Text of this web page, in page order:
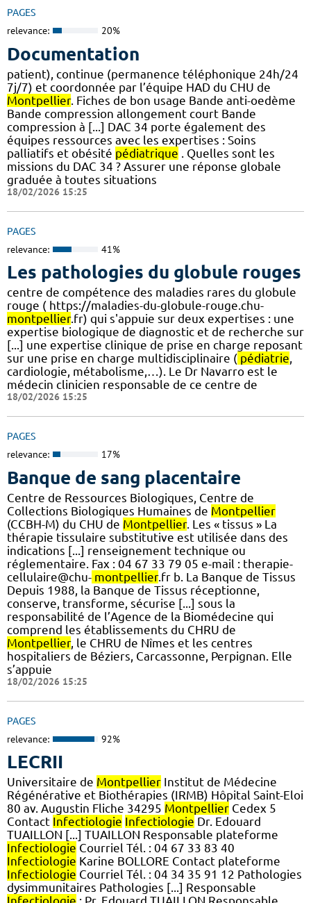
PAGES
relevance: 20%
Documentation
patient), continue (permanence téléphonique 24h/24
7j/7) et coordonnée par l’équipe HAD du CHU de
Montpellier. Fiches de bon usage Bande anti-oedème
Bande compression allongement court Bande
compression à [...] DAC 34 porte également des
équipes ressources avec les expertises : Soins
palliatifs et obésité pédiatrique . Quelles sont les
missions du DAC 34 ? Assurer une réponse globale
graduée à toutes situations
18/02/2026 15:25
PAGES
relevance: 41%
Les pathologies du globule rouges
centre de compétence des maladies rares du globule
rouge ( https://maladies-du-globule-rouge.chu-
montpellier.fr) qui s'appuie sur deux expertises : une
expertise biologique de diagnostic et de recherche sur
[...] une expertise clinique de prise en charge reposant
sur une prise en charge multidisciplinaire ( pédiatrie,
cardiologie, métabolisme,…). Le Dr Navarro est le
médecin clinicien responsable de ce centre de
18/02/2026 15:25
PAGES
relevance: 17%
Banque de sang placentaire
Centre de Ressources Biologiques, Centre de
Collections Biologiques Humaines de Montpellier
(CCBH-M) du CHU de Montpellier. Les « tissus » La
thérapie tissulaire substitutive est utilisée dans des
indications [...] renseignement technique ou
réglementaire. Fax : 04 67 33 79 05 e-mail : therapie-
cellulaire@chu- montpellier.fr b. La Banque de Tissus
Depuis 1988, la Banque de Tissus réceptionne,
conserve, transforme, sécurise [...] sous la
responsabilité de l’Agence de la Biomédecine qui
comprend les établissements du CHRU de
Montpellier, le CHRU de Nîmes et les centres
hospitaliers de Béziers, Carcassonne, Perpignan. Elle
s’appuie
18/02/2026 15:25
PAGES
relevance: 92%
LECRII
Universitaire de Montpellier Institut de Médecine
Régénérative et Biothérapies (IRMB) Hôpital Saint-Eloi
80 av. Augustin Fliche 34295 Montpellier Cedex 5
Contact Infectiologie Infectiologie Dr. Edouard
TUAILLON [...] TUAILLON Responsable plateforme
Infectiologie Courriel Tél. : 04 67 33 83 40
Infectiologie Karine BOLLORE Contact plateforme
Infectiologie Courriel Tél. : 04 34 35 91 12 Pathologies
dysimmunitaires Pathologies [...] Responsable